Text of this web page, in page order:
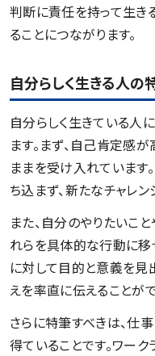
判断に責任を持って生き
ることにつながります。
自分らしく生きる人の
自分らしく生きている人
ます。まず、自己肯定感
ままを受け入れています
ち込まず、新たなチャレ
また、自分のやりたいこ
れらを具体的な行動に移
に対して目的と意義を見
えを率直に伝えることがで
さらに特筆すべきは、仕
得ていることです。ワー